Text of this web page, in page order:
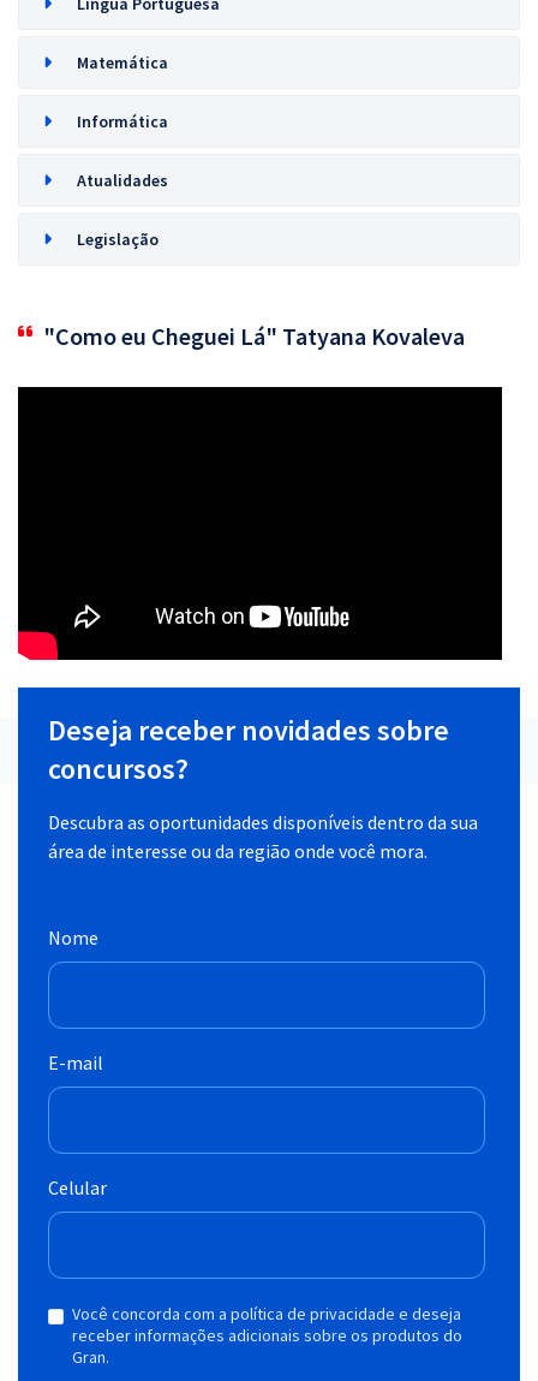
Matemática
Informática
Atualidades
Legislação
"Como eu Cheguei Lá" Tatyana Kovaleva
Deseja receber novidades sobre
concursos?
Descubra as oportunidades disponíveis dentro da sua
área de interesse ou da região onde você mora.
Nome
E-mail
Celular
Você concorda com a política de privacidade e deseja
receber informações adicionais sobre os produtos do
Gran.